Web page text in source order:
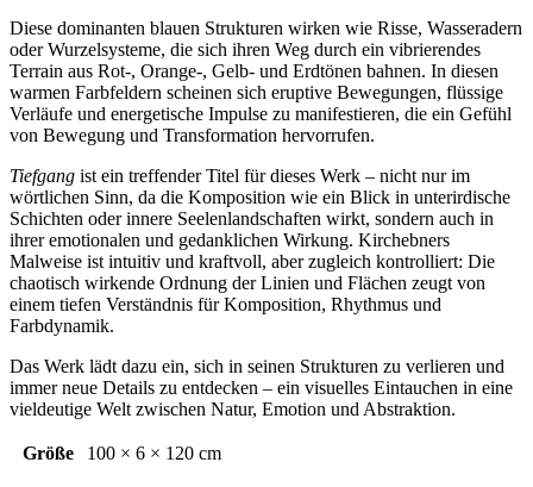
Diese dominanten blauen Strukturen wirken wie Risse, Wasseradern
oder Wurzelsysteme, die sich ihren Weg durch ein vibrierendes
Terrain aus Rot-, Orange-, Gelb- und Erdtönen bahnen. In diesen
warmen Farbfeldern scheinen sich eruptive Bewegungen, flüssige
Verläufe und energetische Impulse zu manifestieren, die ein Gefühl
von Bewegung und Transformation hervorrufen.
Tiefgang ist ein treffender Titel für dieses Werk – nicht nur im
wörtlichen Sinn, da die Komposition wie ein Blick in unterirdische
Schichten oder innere Seelenlandschaften wirkt, sondern auch in
ihrer emotionalen und gedanklichen Wirkung. Kirchebners
Malweise ist intuitiv und kraftvoll, aber zugleich kontrolliert: Die
chaotisch wirkende Ordnung der Linien und Flächen zeugt von
einem tiefen Verständnis für Komposition, Rhythmus und
Farbdynamik.
Das Werk lädt dazu ein, sich in seinen Strukturen zu verlieren und
immer neue Details zu entdecken – ein visuelles Eintauchen in eine
vieldeutige Welt zwischen Natur, Emotion und Abstraktion.
Größe 100 × 6 × 120 cm